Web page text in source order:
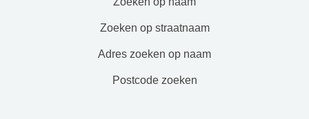
zoeken op straatnaam
adres zoeken op naam
postcode zoeken